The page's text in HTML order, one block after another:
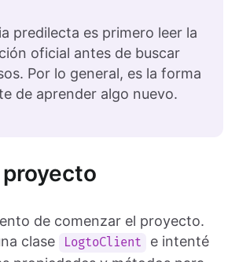
predilecta es primero leer la
oficial antes de buscar
Por lo general, es la forma
de aprender algo nuevo.
de comenzar el proyecto.
clase
LogtoClient
e intenté